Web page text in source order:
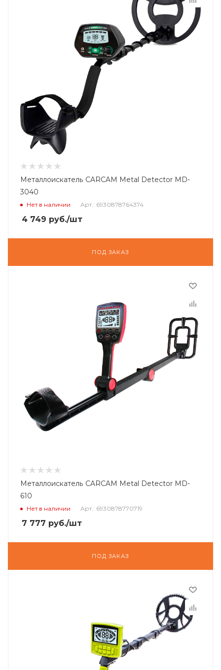
Металлоискатель CARCAM Metal Detector MD-
3040
Нет в наличии Арт.: 6930878764374
4 749 руб./шт
ПОД ЗАКАЗ
Металлоискатель CARCAM Metal Detector MD-
610
Нет в наличии Арт.: 6930878770719
7 777 руб./шт
ПОД ЗАКАЗ